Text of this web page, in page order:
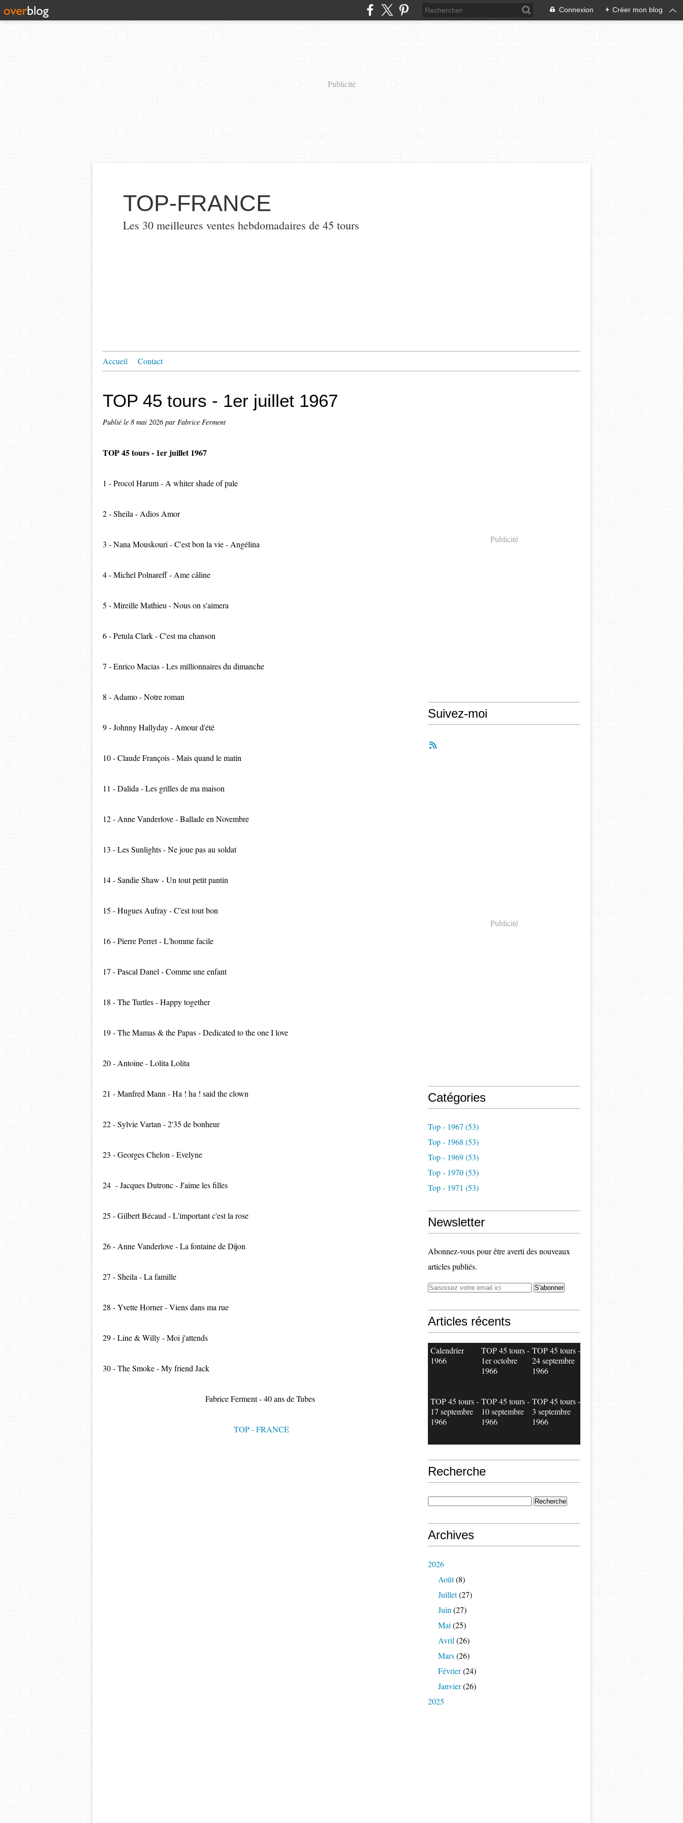
Connexion + Créer mon blog
Publicité
TOP-FRANCE
Les 30 meilleures ventes hebdomadaires de 45 tours
Accueil Contact
TOP 45 tours - 1er juillet 1967
Publié le 8 mai 2026par Fabrice Ferment
TOP 45 tours - 1er juillet 1967
1 - Procol Harum - A whiter shade of pale
2 - Sheila - Adios Amor
3 - Nana Mouskouri - C'est bon la vie - Angélina
4 - Michel Polnareff - Ame câline
5 - Mireille Mathieu - Nous on s'aimera
6 - Petula Clark - C'est ma chanson
7 - Enrico Macias - Les millionnaires du dimanche
8 - Adamo - Notre roman
9 - Johnny Hallyday - Amour d'été
10 - Claude François - Mais quand le matin
11 - Dalida - Les grilles de ma maison
12 - Anne Vanderlove - Ballade en Novembre
13 - Les Sunlights - Ne joue pas au soldat
14 - Sandie Shaw - Un tout petit pantin
15 - Hugues Aufray - C'est tout bon
16 - Pierre Perret - L'homme facile
17 - Pascal Danel - Comme une enfant
18 - The Turtles - Happy together
19 - The Mamas & the Papas - Dedicated to the one I love
20 - Antoine - Lolita Lolita
21 - Manfred Mann - Ha ! ha ! said the clown
22 - Sylvie Vartan - 2'35 de bonheur
23 - Georges Chelon - Evelyne
24 - Jacques Dutronc - J'aime les filles
25 - Gilbert Bécaud - L'important c'est la rose
26 - Anne Vanderlove - La fontaine de Dijon
27 - Sheila - La famille
28 - Yvette Horner - Viens dans ma rue
29 - Line & Willy - Moi j'attends
30 - The Smoke - My friend Jack
Fabrice Ferment - 40 ans de Tubes
TOP - FRANCE
Publicité
Suivez-moi
Publicité
Catégories
Top - 1967 (53)
Top - 1968 (53)
Top - 1969(53)
Top - 1970(53)
Top - 1971 (53)
Newsletter
Abonnez-vous pour être averti des nouveaux
articles publiés.
Articles récents
Calendrier
1966
TOP 45 tours -
1er octobre
1966
TOP 45 tours -
24 septembre
1966
TOP 45 tours -
17 septembre
1966
TOP 45 tours -
10 septembre
1966
TOP 45 tours -
3 septembre
1966
Recherche
Archives
2026
Août(8)
Juillet(27)
Juin (27)
Mai (25)
Avril (26)
Mars(26)
Février(24)
Janvier(26)
2025